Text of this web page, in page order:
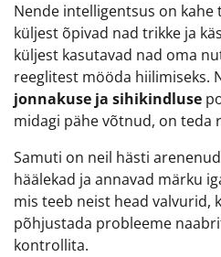
Nende intelligentsus on kahe
küljest õpivad nad trikke ja
küljest kasutavad nad oma
reeglitest mööda hiilimiseks.
jonnakuse ja sihikindluse
midagi pähe võtnud, on teda
Samuti on neil hästi
häälekad ja annavad märku
mis teeb neist head valvurid,
põhjustada probleeme
kontrollita.